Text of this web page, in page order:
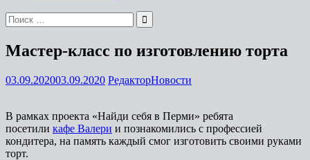
Мастер-класс по изготовлению торта
03.09.202003.09.2020 РедакторНовости
В рамках проекта «Найди себя в Перми» ребята
посетили кафе Валери и познакомились с профессией
кондитера, на память каждый смог изготовить своими руками
торт.